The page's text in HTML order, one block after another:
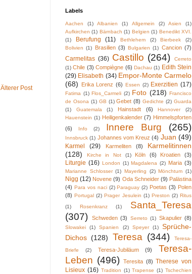
Älterer Post
Labels
Aachen (1) Albanien (1) Allgemein (2) Asien
(1)
Aufkirchen (1) Bärnbach (1) Belgien (1) Benedikt XVI.
(1)
Berufung (11) Bethlehem (2) Bierbeek
(2)
Bolivien (1) Brasilien (3) Bulgarien (1) Cancion (7)
Carmelitas (36) Castillo (264)
Cerreto
(1) Chile (3) Compiègne (6) Dachau (1) Edith Stein
(29) Elisabeth (34) Empor-Monte Carmelo
(68)
Erika Lorenz (6) Essen (2) Exerzitien (17)
Fatima (1) Flos_Carmeli (2) Foto (218) Francisco
de Osona (1) GB (1) Gebet (8) Gedichte (2) Guarda
(1)
Guatemala (1) Hainstadt (6) Hannover
(2)
Hauenstein (1) Heiligenkalender (7) Himmelspforten
(6)
Info (2) Innere Burg (265)
Innsbruck (1) Johannes vom Kreuz (4) Juan (49)
Karmel (29) Karmeliten (8)
Karmelitinnen
(128)
Kirche in Not (1) Köln (6) Kroatien (3)
Liturgie (16) London (1) Magdalena (2) Maria (3)
Marianne Schlosser (1) Mayerling (2) Mönchtum (1)
Nigg (12) Novene (9) Oda Schneider (9) Palästina
(4) Para vos naci (2) Paraguay (2) Poetas (3) Polen
(8) Portugal (2) Prager Jesulein (1) Preston (2) Ritus
(1)
Rosenkranz (1)
Santa_Teresa
(307)
Schweden (3) Serreto (1) Skapulier (8)
Slowakei (1) Spanien (2) Speyer (1)
Sprüche-
Dichos (128) Teresa (344) Teresa-
Briefe (2) Teresa-Jubiläum (9)
Teresa-
Leben (496) Teresita (8) Therese von
Lisieux (16) Tradition (1) Trapense (1) Tschechien